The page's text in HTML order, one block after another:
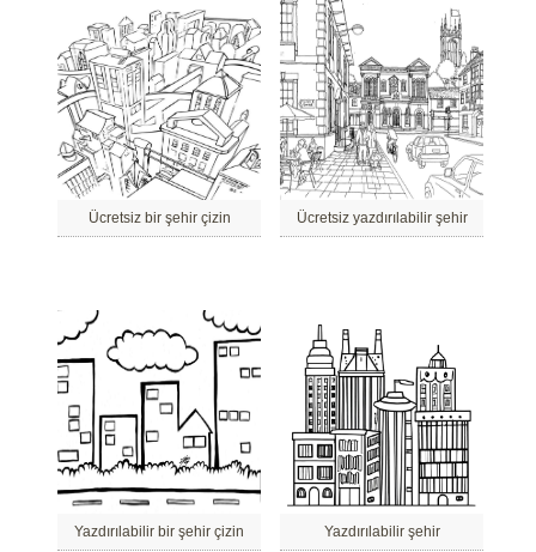
Ücretsiz bir şehir çizin Ücretsiz yazdırılabilir şehir
Yazdırılabilir bir şehir çizin Yazdırılabilir şehir